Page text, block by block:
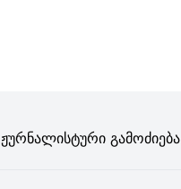
Ჟურნალისტური Გამოძიება